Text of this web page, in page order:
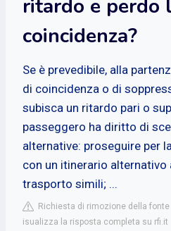
ritardo e perdo
coincidenza?
Se è prevedibile, alla
di coincidenza o di
subisca un ritardo pari o
passeggero ha diritto di
alternative: proseguire per
con un itinerario alternativo
trasporto simili; ...
Richiesta di rimozione della fonte
isualizza la risposta completa su rfi.it